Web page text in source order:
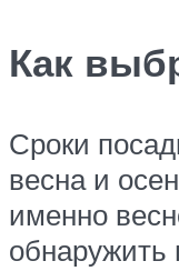
Как
Сроки
весна и
именно
обнаружить